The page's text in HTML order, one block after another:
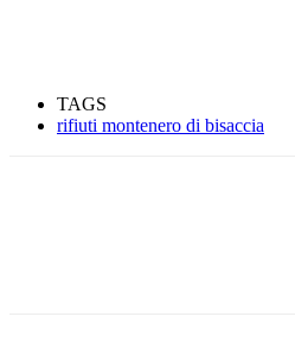
TAGS
rifiuti montenero di bisaccia